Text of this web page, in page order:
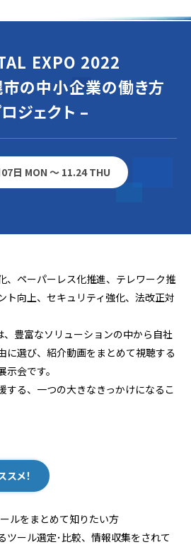
EXPO 2022
の中小企業の働き方
ジェクト –
日 MON ～ 11.24 THU
、ペーパーレス化推進、テレワーク推
ト向上、セキュリティ強化、法改正対
、豊富なソリューションの中から自社
に選び、紹介動画をまとめて視聴する
会です。
する、一つの大きなきっかけになるこ
メ！
ルをまとめて知りたい方
ツール選定･比較、情報収集をされて